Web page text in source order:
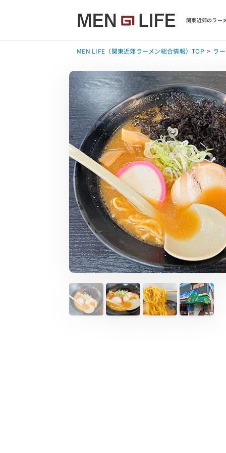
関東近郊のラー
MEN LIFE（関東近郊ラーメン総合情報）TOP ラ